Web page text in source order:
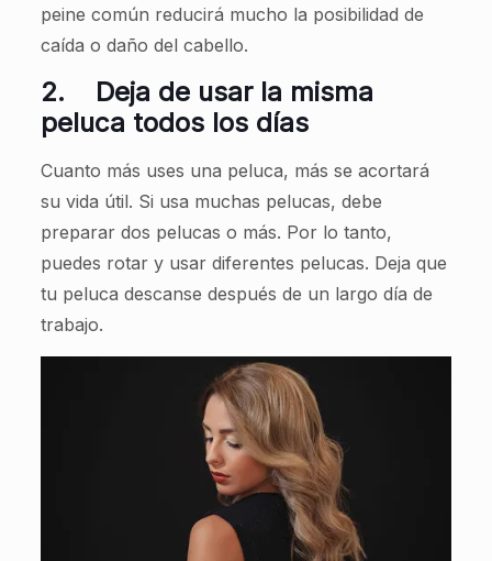
peine común reducirá mucho la posibilidad de
caída o daño del cabello.
2. Deja de usar la misma
peluca todos los días
Cuanto más uses una peluca, más se acortará
su vida útil. Si usa muchas pelucas, debe
preparar dos pelucas o más. Por lo tanto,
puedes rotar y usar diferentes pelucas. Deja que
tu peluca descanse después de un largo día de
trabajo.